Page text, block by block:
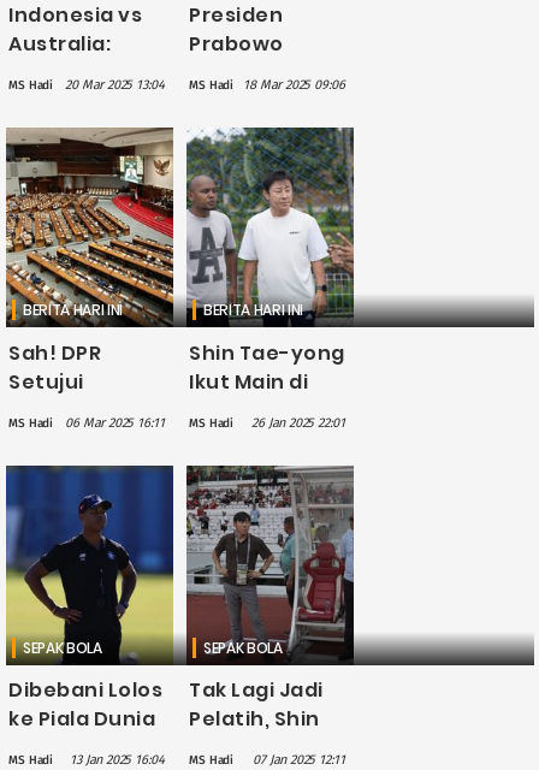
Indonesia vs
Australia:
Catatan Manis
Bakal
Terulang?
MS Hadi 20 Mar 2025 13:04
Presiden
Prabowo
Targetkan
Stadion Baru
dalam 2-3
Tahun
MS Hadi 18 Mar 2025 09:06
BERITA HARI INI
Sah! DPR
Setujui
Naturalisasi 3
Perkuat
Timnas
Indonesia
MS Hadi 06 Mar 2025 16:11
BERITA HARI INI
Shin Tae-yong
Ikut Main di
Film Ghost
Mati, Perankan
Karakter Ini
MS Hadi 26 Jan 2025 22:01
SEPAK BOLA
Dibebani Lolos
ke Piala Dunia
2026, Patrick
MS Hadi 13 Jan 2025 16:04
SEPAK BOLA
Tak Lagi Jadi
Pelatih, Shin
Tae-yong
MS Hadi 07 Jan 2025 12:11